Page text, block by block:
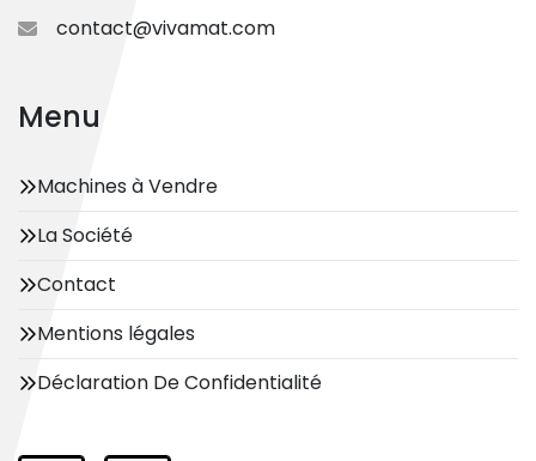
contact@vivamat.com
Menu
Machines à Vendre
La Société
Contact
Mentions légales
Déclaration De Confidentialité